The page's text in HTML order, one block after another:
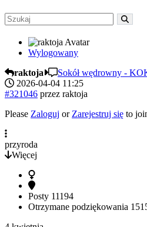
Wylogowany
raktoja
Sokół wędrowny -
2026-04-04 11:25
#321046 przez raktoja
Please Zaloguj or Zarejestruj się to
przyroda
Więcej
Posty 11194
Otrzymane podziękowania